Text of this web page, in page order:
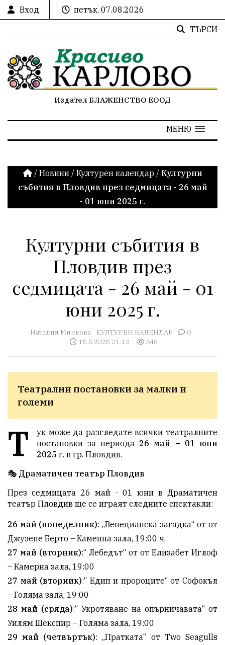
Вход
петък, 07.08.2026
ТЪРСИ
Издател БЛАЖЕНСТВО ЕООД
МЕНЮ
/ Новини / Културен календар / Културни
събития в Пловдив през седмицата - 26 май
- 01 юни 2025 г.
Културни събития в
Пловдив през
седмицата - 26 май - 01
юни 2025 г.
Наталия Минкова КУЛТУРЕН КАЛЕНДАР
0
15.5.2025 21:12
546
Театрални постановки за малки и
големи
Т
ук може да разгледате всички театралните
постановки за периода 26 май – 01 юни
2025 г. в гр. Пловдив.
🎭 Драматичен театър Пловдив
През седмицата 26 май - 01 юни в Драматичен
театър Пловдив ще се играят следните спектакли:​
26 май (понеделник): „Венецианска загадка“ от от
Джузепе Берто – Каменна зала, 19:00 ч.
27 май (вторник):“ Лебедът“ от от Елизабет Иглоф
– Камерна зала, 19:00
27 май (вторник):“ Едип и пророците“ от Софокъл
– Голяма зала, 19:00
28 май (сряда):“ Укротяване на опърничавата“ от
Уилям Шекспир – Голяма зала, 19:00
29 май (четвъртък): „Пратката“ от Two Seagulls